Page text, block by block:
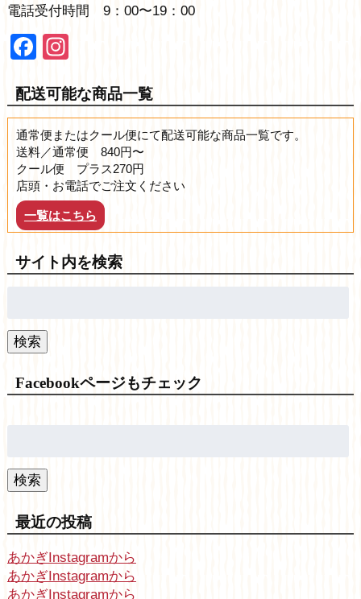
電話受付時間 9：00〜19：00
Facebook
配送可能な商品一覧
通常便またはクール便にて配送可能な商品一覧です。
送料／通常便 840円〜
クール便 プラス270円
店頭・お電話でご注文ください
一覧はこちら
サイト内を検索
検索
Facebookページもチェック
検索
最近の投稿
あかぎInstagramから
あかぎInstagramから
あかぎInstagramから